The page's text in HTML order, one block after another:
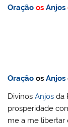
Oração osAnjos
Oração osAnjos
DivinosAnjos da
prosperidade
me a me libertar